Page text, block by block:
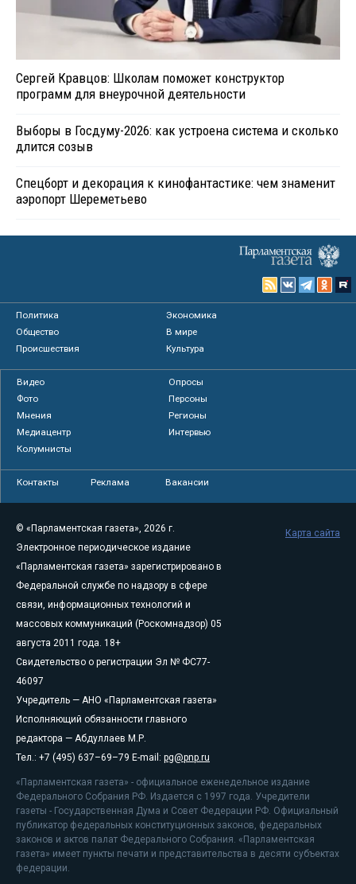
Сергей Кравцов: Школам поможет конструктор
программ для внеурочной деятельности
Выборы в Госдуму-2026: как устроена система и сколько
длится созыв
Спецборт и декорация к кинофантастике: чем знаменит
аэропорт Шереметьево
Политика
Экономика
Общество
В мире
Происшествия
Культура
Видео
Опросы
Фото
Персоны
Мнения
Регионы
Медиацентр
Интервью
Колумнисты
Контакты Реклама Вакансии
© «Парламентская газета», 2026 г.
Электронное периодическое издание
«Парламентская газета» зарегистрировано в
Федеральной службе по надзору в сфере
связи, информационных технологий и
массовых коммуникаций (Роскомнадзор) 05
августа 2011 года. 18+
Свидетельство о регистрации Эл № ФС77-
46097
Учредитель — АНО «Парламентская газета»
Исполняющий обязанности главного
редактора — Абдуллаев М.Р.
Тел.: +7 (495) 637–69–79 E-mail: pg@pnp.ru
«Парламентская газета» - официальное еженедельное издание
Федерального Собрания РФ. Издается с 1997 года. Учредители
газеты - Государственная Дума и Совет Федерации РФ. Официальный
публикатор федеральных конституционных законов, федеральных
законов и актов палат Федерального Собрания. «Парламентская
газета» имеет пункты печати и представительства в десяти субъектах
федерации.
Карта сайта